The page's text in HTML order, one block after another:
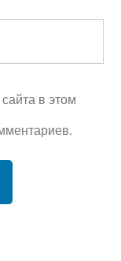
в этом